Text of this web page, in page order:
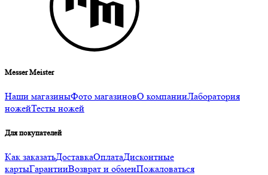
Messer Meister
Наши магазиныФото магазиновО компанииЛаборатория
ножейТесты ножей
Для покупателей
Как заказатьДоставкаОплатаДисконтные
картыГарантииВозврат и обменПожаловаться